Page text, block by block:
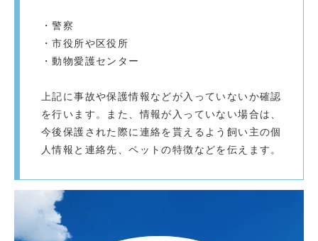
・警察
・市役所や区役所
・動物愛護センター
上記に事故や保護情報などが入っていないか確認
を行います。また、情報が入っていない場合は、
今後保護された際に連絡を貰えるよう飼い主の個
人情報と連絡先、ペットの特徴などを伝えます。